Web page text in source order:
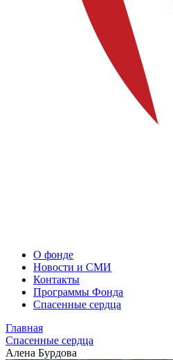
О фонде
Новости и СМИ
Контакты
Программы Фонда
Спасенные сердца
Главная
Спасенные сердца
Алена Бурдова